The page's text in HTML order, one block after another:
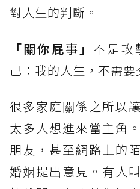
對人生的判斷。
「關你屁事」不是攻
己：我的人生，不需要
很多家庭關係之所以
太多人想進來當主角
朋友，甚至網路上的
婚姻提出意見。有人